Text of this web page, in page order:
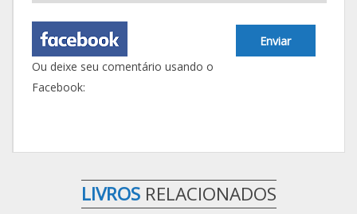
Enviar
Ou deixe seu comentário usando o
Facebook:
LIVROS RELACIONADOS